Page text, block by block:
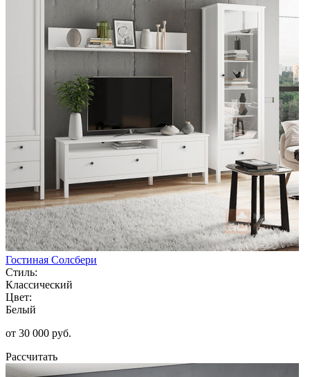
Гостиная Солсбери
Стиль:
Классический
Цвет:
Белый
от 30 000 руб.
Рассчитать